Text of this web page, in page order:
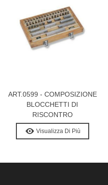
ART.0599 - COMPOSIZIONE
BLOCCHETTI DI
RISCONTRO
PIANPARALLELI IN ACCIAIO
INDEFORMABILE
Visualizza Di Più